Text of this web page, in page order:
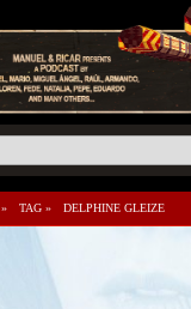
» TAG » DELPHINE GLEIZE